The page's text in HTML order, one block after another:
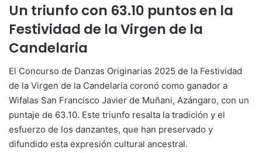
Un triunfo con 63.10 puntos en la
Festividad de la Virgen de la
Candelaria
El Concurso de Danzas Originarias 2025 de la Festividad
de la Virgen de la Candelaria coronó como ganador a
Wifalas San Francisco Javier de Muñani, Azángaro, con un
puntaje de 63.10. Este triunfo resalta la tradición y el
esfuerzo de los danzantes, que han preservado y
difundido esta expresión cultural ancestral.